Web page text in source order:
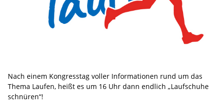
Nach einem Kongresstag voller Informationen rund um das
Thema Laufen, heißt es um 16 Uhr dann endlich „Laufschuhe
schnüren“!